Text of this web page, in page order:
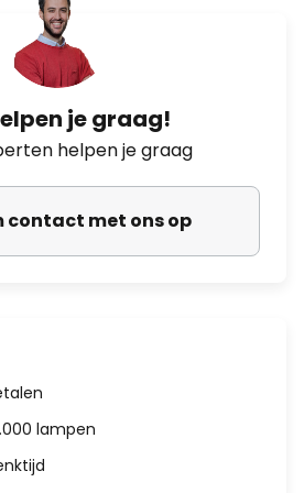
je graag!
helpen je graag
contact met ons op
lampen